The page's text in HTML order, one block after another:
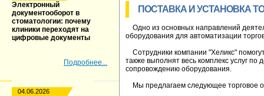
Электронный
документооборот в
стоматологии: почему
клиники переходят на
цифровые документы
Подробнее...
04.06.2026
ПОСТАВКА И УСТАНОВКА
Одно из основных направлений
оборудования для автоматизации
Сотрудники компании "Хеликс"
также выполнят весь комплекс услуг по
сопровождению оборудования.
Мы предлагаем следующее торговое